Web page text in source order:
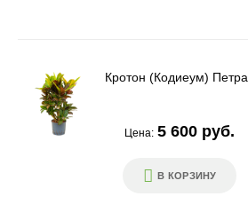
Кротон (Кодиеум) Петра
Цена: 5 600 руб.
В КОРЗИНУ